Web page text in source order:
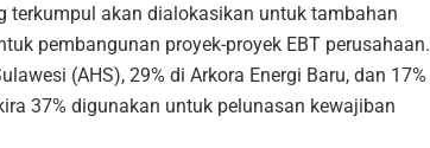
terkumpul akan dialokasikan untuk tambahan
pembangunan proyek-proyek EBT perusahaan.
(AHS), 29% di Arkora Energi Baru, dan 17%
37% digunakan untuk pelunasan kewajiban